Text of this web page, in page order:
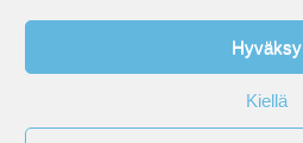
Hyväksy
Kiellä
tarkko.nuutinen@kotitalousopettajat.fi